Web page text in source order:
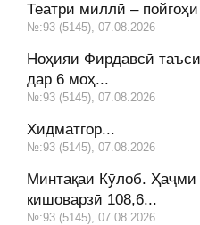
Театри миллӣ –
№:93 (5145), 07.08.2026
Ноҳияи Фирдавсӣ
дар 6 моҳ...
№:93 (5145), 07.08.2026
Хидматгор...
№:93 (5145), 07.08.2026
Минтақаи Кӯлоб. Ҳаҷми
кишоварзӣ 108,6...
№:93 (5145), 07.08.2026